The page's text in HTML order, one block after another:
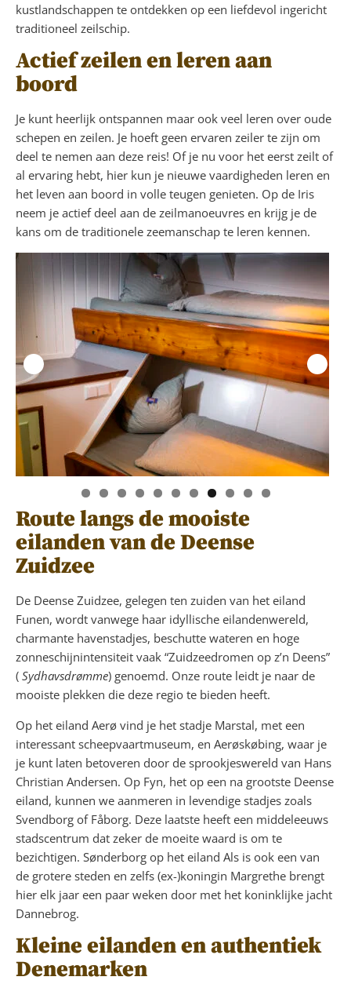
kustlandschappen te ontdekken op een liefdevol ingericht
traditioneel zeilschip.
Actief zeilen en leren aan
boord
Je kunt heerlijk ontspannen maar ook veel leren over oude
schepen en zeilen. Je hoeft geen ervaren zeiler te zijn om
deel te nemen aan deze reis! Of je nu voor het eerst zeilt of
al ervaring hebt, hier kun je nieuwe vaardigheden leren en
het leven aan boord in volle teugen genieten. Op de Iris
neem je actief deel aan de zeilmanoeuvres en krijg je de
kans om de traditionele zeemanschap te leren kennen.
Route langs de mooiste
eilanden van de Deense
Zuidzee
De Deense Zuidzee, gelegen ten zuiden van het eiland
Funen, wordt vanwege haar idyllische eilandenwereld,
charmante havenstadjes, beschutte wateren en hoge
zonneschijnintensiteit vaak “Zuidzeedromen op z’n Deens”
( Sydhavsdrømme) genoemd. Onze route leidt je naar de
mooiste plekken die deze regio te bieden heeft.
Op het eiland Aerø vind je het stadje Marstal, met een
interessant scheepvaartmuseum, en Aerøskøbing, waar je
je kunt laten betoveren door de sprookjeswereld van Hans
Christian Andersen. Op Fyn, het op een na grootste Deense
eiland, kunnen we aanmeren in levendige stadjes zoals
Svendborg of Fåborg. Deze laatste heeft een middeleeuws
stadscentrum dat zeker de moeite waard is om te
bezichtigen. Sønderborg op het eiland Als is ook een van
de grotere steden en zelfs (ex-)koningin Margrethe brengt
hier elk jaar een paar weken door met het koninklijke jacht
Dannebrog.
Kleine eilanden en authentiek
Denemarken